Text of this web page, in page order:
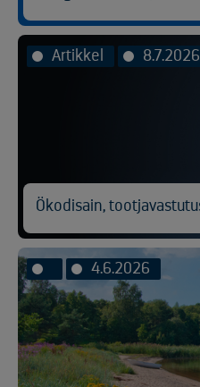
Artikkel 8.7.2026
4.6.2026